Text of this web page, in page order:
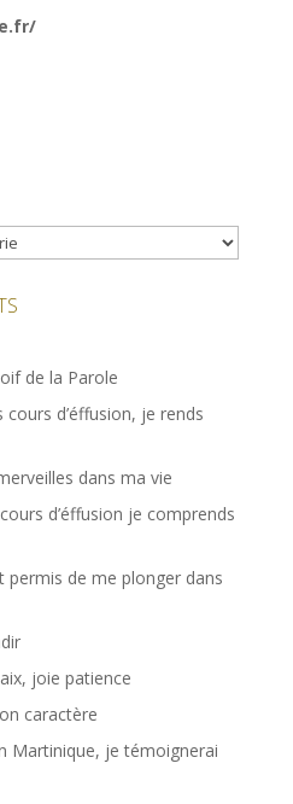
de la Parole
cours d’éffusion, je rends
dans ma vie
d’éffusion je comprends
permis de me plonger dans
joie patience
caractère
Martinique, je témoignerai